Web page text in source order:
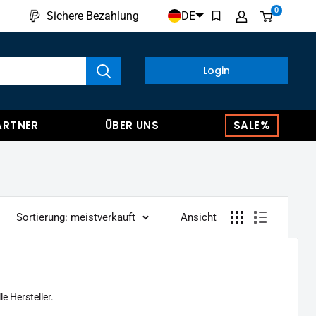
Sichere Bezahlung DE 0
Login
ÜBER UNS SALE%
anzeigen
Sortierung: meistverkauft Ansicht
Hersteller.